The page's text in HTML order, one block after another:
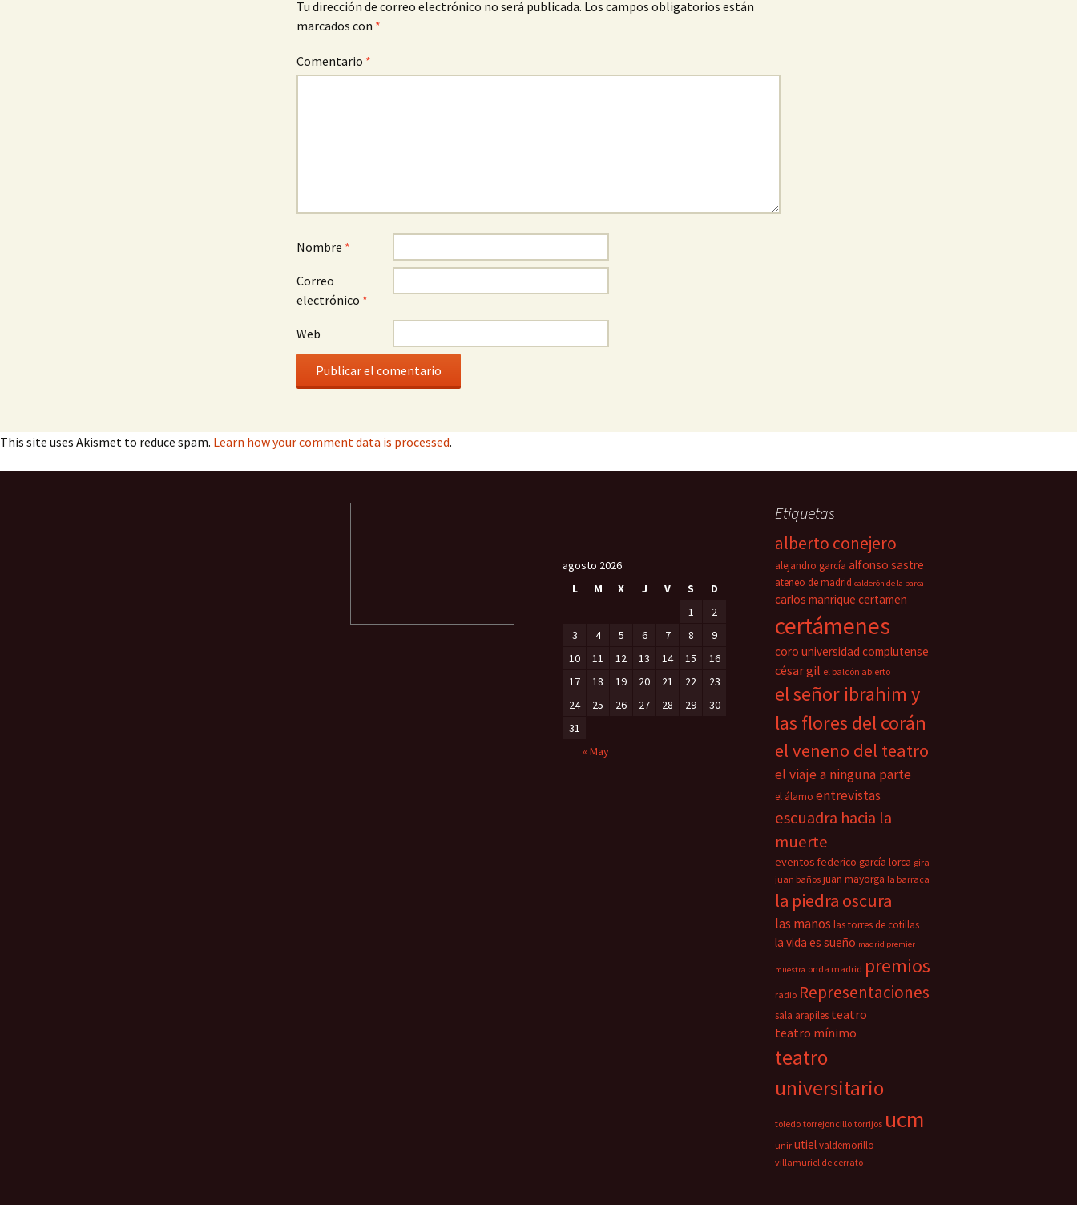
Tu dirección de correo electrónico no será publicada. Los campos obligatorios están
marcados con *
Comentario *
Nombre *
Correo
electrónico *
Web
This site uses Akismet to reduce spam. Learn how your comment data is processed.
Etiquetas
alberto conejero
alejandro garcía alfonso sastre
ateneo de madrid calderón de la barca
carlos manrique certamen
certámenes
coro universidad complutense
césar gil el balcón abierto
el señor ibrahim y
las flores del corán
el veneno del teatro
el viaje a ninguna parte
el álamo entrevistas
escuadra hacia la
muerte
eventos federico garcía lorca gira
juan baños juan mayorga la barraca
la piedra oscura
las manos las torres de cotillas
la vida es sueño madrid premier
muestra onda madrid premios
radio Representaciones
sala arapiles teatro
teatro mínimo
teatro
universitario
toledo torrejoncillo torrijos ucm
unir utielvaldemorillo
villamuriel de cerrato
agosto 2026
L
M X J V S
D
1
2
3
4 5 6 7 8
9
10
11 12 13 14 15
16
17
18 19 20 21 22
23
24
25 26 27 28 29
30
31
« May